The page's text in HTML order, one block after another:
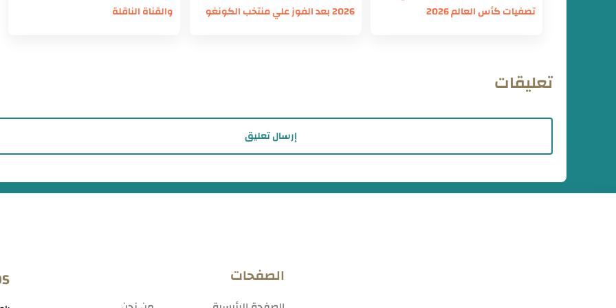
تصفيات كأس العالم 2026
2026 بعد الفوز علي منتخب الكونغو
والقناة الناقلة
تعليقات
إرسال تعليق
الصفحات